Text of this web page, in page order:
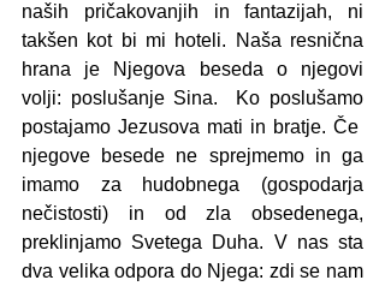
naših pričakovanjih in fantazijah, ni
takšen kot bi mi hoteli. Naša resnična
hrana je Njegova beseda o njegovi
volji: poslušanje Sina.  Ko poslušamo
postajamo Jezusova mati in bratje. Če
njegove besede ne sprejmemo in ga
imamo za hudobnega (gospodarja
nečistosti) in od zla obsedenega,
preklinjamo Svetega Duha. V nas sta
dva velika odpora do Njega: zdi se nam